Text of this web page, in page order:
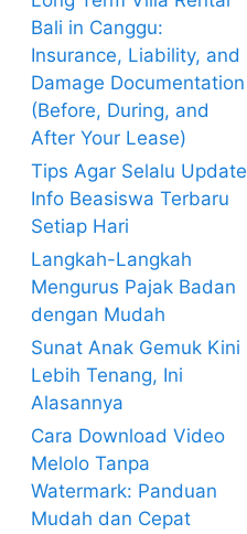
Bali in Canggu:
Insurance, Liability, and
Damage Documentation
(Before, During, and
After Your Lease)
Tips Agar Selalu Update
Info Beasiswa Terbaru
Setiap Hari
Langkah-Langkah
Mengurus Pajak Badan
dengan Mudah
Sunat Anak Gemuk Kini
Lebih Tenang, Ini
Alasannya
Cara Download Video
Melolo Tanpa
Watermark: Panduan
Mudah dan Cepat